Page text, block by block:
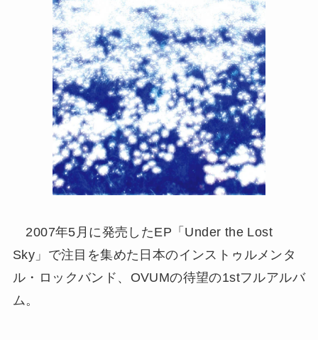
2007年5月に発売したEP「Under the Lost
Sky」で注目を集めた日本のインストゥルメンタ
ル・ロックバンド、OVUMの待望の1stフルアルバ
ム。